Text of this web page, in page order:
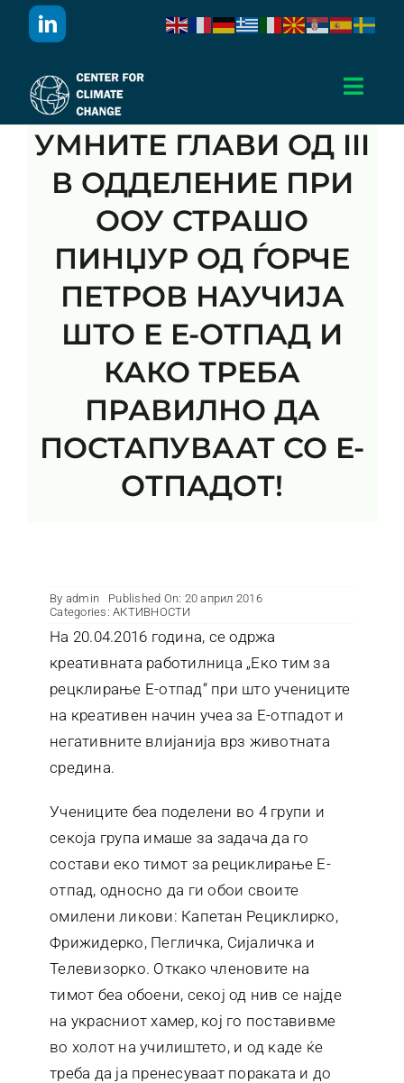
Дома
За Нас
Активности
Публикации
Контакт
УМНИТЕ ГЛАВИ ОД III
В ОДДЕЛЕНИЕ ПРИ
ООУ СТРАШО
ПИНЏУР ОД ЃОРЧЕ
ПЕТРОВ НАУЧИЈА
ШТО Е E-ОТПАД И
КАКО ТРЕБА
ПРАВИЛНО ДА
ПОСТАПУВААТ СО E-
ОТПАДОТ!
By admin
Published On: 20 април 2016
Categories:АКТИВНОСТИ
На 20.04.2016 година, се одржа
креативната работилница „Еко тим за
рецклирање E-отпад“ при што учениците
на креативен начин учеа за E-отпадот и
негативните влијанија врз животната
средина.
Учениците беа поделени во 4 групи и
секоја група имаше за задача да го
состави еко тимот за рециклирање E-
отпад, односно да ги обои своите
омилени ликови: Капетан Рециклирко,
Фрижидерко, Пегличка, Сијаличка и
Телевизорко. Откако членовите на
тимот беа обоени, секој од нив се најде
на украсниот хамер, кој го поставивме
во холот на училиштето, и од каде ќе
треба да ја пренесуваат пораката и до